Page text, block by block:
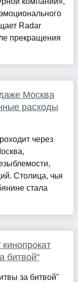
Radar
прекращения
Москва
расходы
через
Столица, чья
стала
битвой"
за битвой"